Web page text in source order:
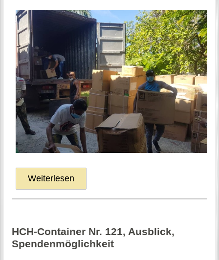
Weiterlesen
HCH-Container Nr. 121, Ausblick,
Spendenmöglichkeit